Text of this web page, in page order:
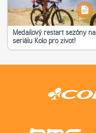
Medailový restart sezóny na
seriálu Kolo pro život!